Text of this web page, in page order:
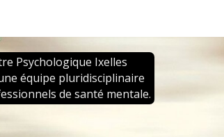
Psychologique Ixelles
équipe pluridisciplinaire
de santé mentale.